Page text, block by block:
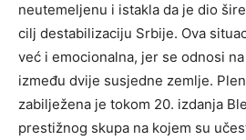
neutemeljenu i istakla da je dio
cilj destabilizaciju Srbije. Ova
već i emocionalna, jer se odnosi
između dvije susjedne zemlje.
zabilježena je tokom 20. izdanja
prestižnog skupa na kojem su